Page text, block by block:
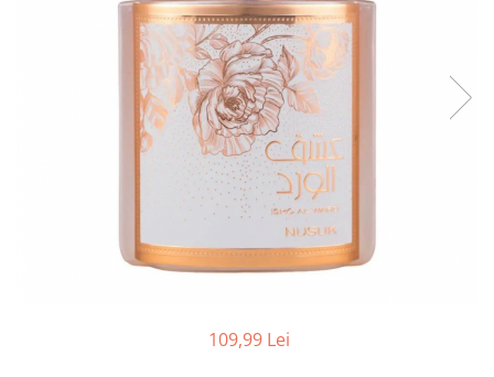
Parfumuri de SEARA
Parfumuri de VARA
Parfumuri de IARNA
Maison Alhambra
109,99 Lei